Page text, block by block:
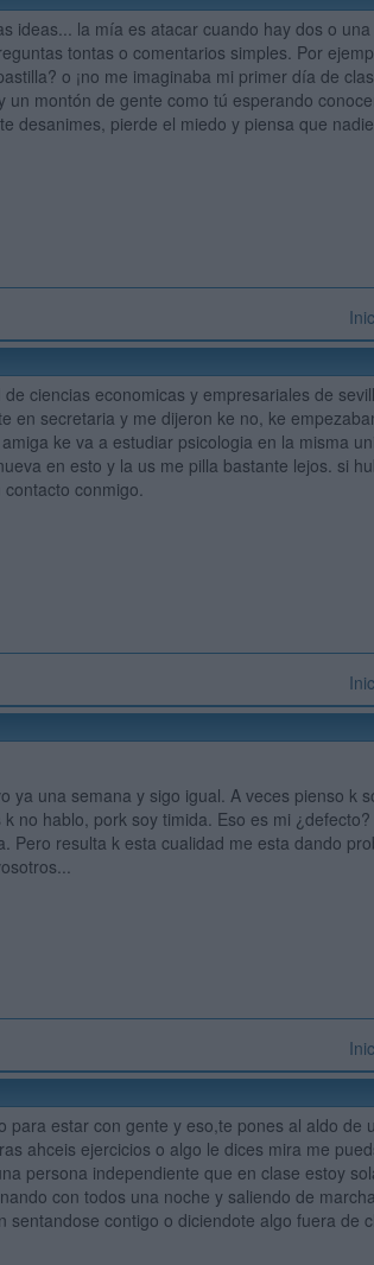
ideas... la mía es atacar cuando hay dos o
tontas o comentarios simples. Por
o ¡no me imaginaba mi primer día de
un montón de gente como tú esperando
desanimes, pierde el miedo y piensa que
ciencias economicas y empresariales de
en secretaria y me dijeron ke no, ke
ke va a estudiar psicologia en la misma
en esto y la us me pilla bastante lejos. si
conmigo.
ya una semana y sigo igual. A veces pienso k
no hablo, pork soy timida. Eso es mi
Pero resulta k esta cualidad me esta dando
para estar con gente y eso,te pones al aldo
ahceis ejercicios o algo le dices mira me
persona independiente que en clase estoy
con todos una noche y saliendo de
contigo o diciendote algo fuera de